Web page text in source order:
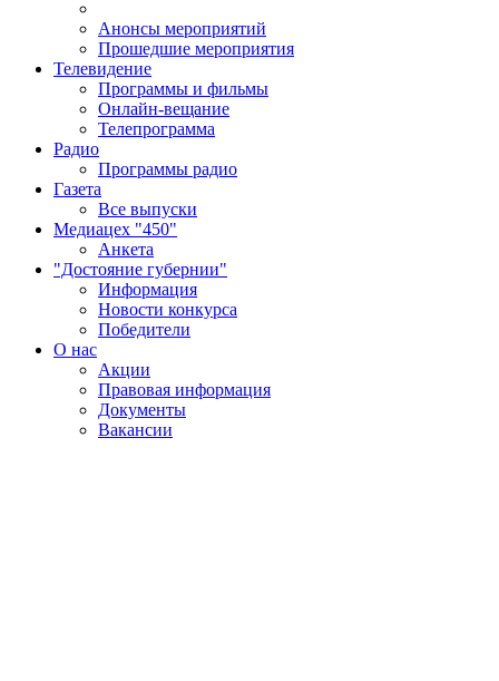
Анонсы мероприятий
Прошедшие мероприятия
Телевидение
Программы и фильмы
Онлайн-вещание
Телепрограмма
Радио
Программы радио
Газета
Все выпуски
Медиацех "450"
Анкета
"Достояние губернии"
Информация
Новости конкурса
Победители
О нас
Акции
Правовая информация
Документы
Вакансии